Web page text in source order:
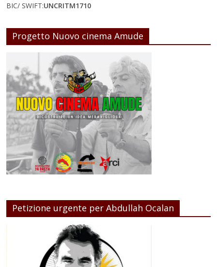
BIC/ SWIFT:UNCRITM1710
Progetto Nuovo cinema Amude
Petizione urgente per Abdullah Ocalan